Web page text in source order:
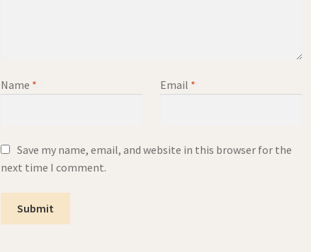
Name * Email *
Save my name, email, and website in this browser for the
next time I comment.